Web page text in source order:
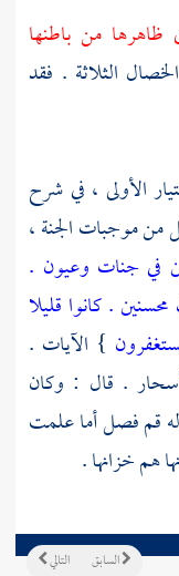
ظاهرها من باطنها
الثلاثة . فقد
الأولى ، في شرح
من موجبات الجنة ،
في جنات وعيون .
. كانوا قليلا
} الآيات .
. قال : وكان
له قم فصل أما علمت
هم خزانها .
التالي السابق